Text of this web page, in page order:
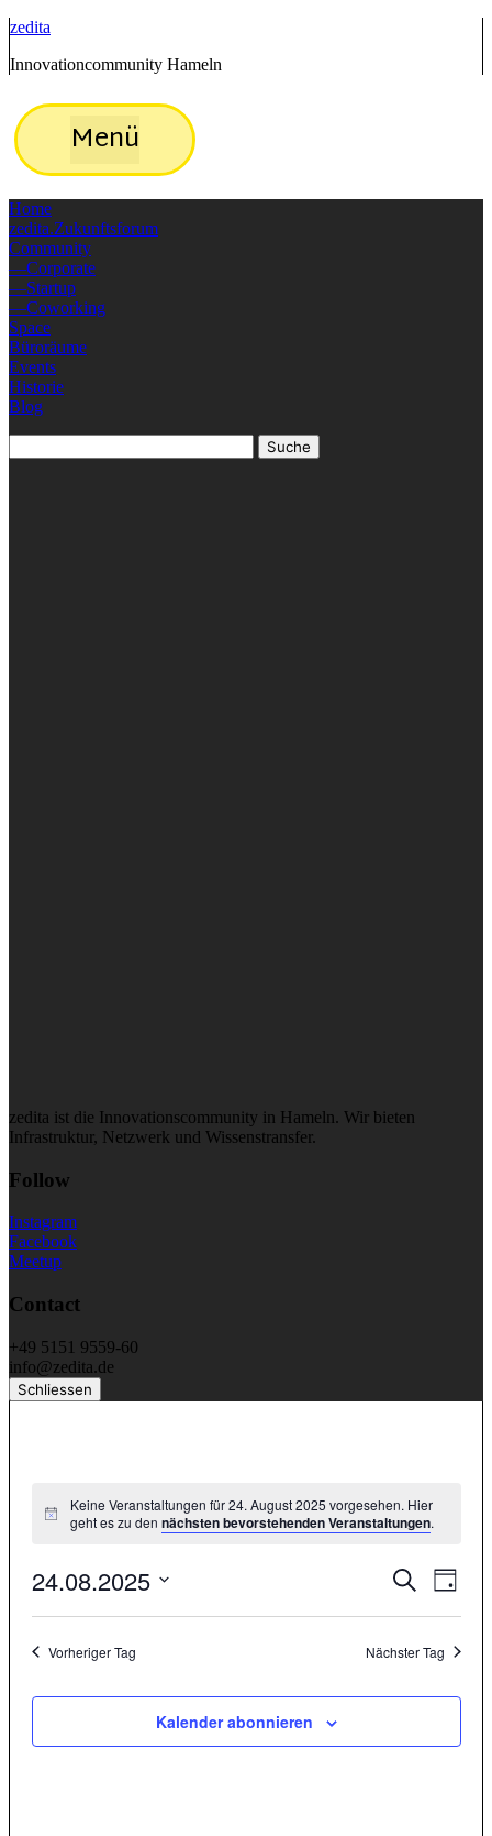
zedita
Innovationcommunity Hameln
Menü
Home
zedita.Zukunftsforum
Community
Corporate
Startup
Coworking
Space
Büroräume
Events
Historie
Blog
zedita ist die Innovationscommunity in Hameln. Wir bieten
Infrastruktur, Netzwerk und Wissenstransfer.
Follow
Instagram
Facebook
Meetup
Contact
+49 5151 9559-60
info@zedita.de
Schliessen
Keine Veranstaltungen für 24. August 2025 vorgesehen. Hier
geht es zu den nächsten bevorstehenden Veranstaltungen.
Suche
Tag
24.08.2025
Vorheriger Tag
Nächster Tag
Kalender abonnieren